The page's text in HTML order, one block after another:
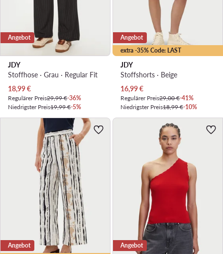
Angebot
JDY
Stoffhose · Grau · Regular Fit
Aktueller Preis
18,99€
Regulärer Preis29,99 €-36%
Niedrigster Preis19,99 €-5%
extra -35% Code: LAST
Angebot
JDY
Stoffshorts · Beige
Aktueller Preis
16,99€
Regulärer Preis29,00 €-41%
Niedrigster Preis18,99 €-10%
Angebot Angebot